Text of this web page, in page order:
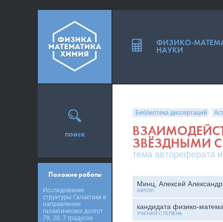
Библиотека диссертаций
ЗВЁЗДНЫМИ
тема автореферата
Минц, Алексей
АВТОР
кандидата физико-
УЧЕНАЯ СТЕПЕНЬ
поиск
Похожие работы
Исследование
структуры Галактики в
направлении
галактических долгот
79, 28, 7 градусов
ФИЗИКО-
НАУКИ